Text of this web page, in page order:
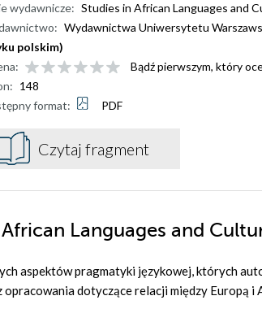
wydawnicze: Studies in African Languages and
Wydawnictwa Uniwersytetu
polskim)
Bądź pierwszym, który
148
format:
PDF
Czytaj fragment
Languages and
aspektów pragmatyki językowej, których
opracowania dotyczące relacji między Europą